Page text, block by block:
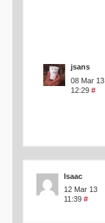
jsans
08 Mar 13
12:29 #
Isaac
12 Mar 13
11:39 #